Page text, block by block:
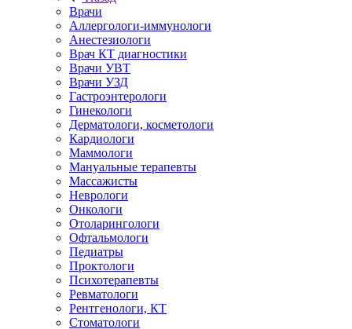
Врачи
Аллергологи-иммунологи
Анестезиологи
Врач КТ диагностики
Врачи УВТ
Врачи УЗД
Гастроэнтерологи
Гинекологи
Дерматологи, косметологи
Кардиологи
Маммологи
Мануальные терапевты
Массажисты
Неврологи
Онкологи
Отоларингологи
Офтальмологи
Педиатры
Проктологи
Психотерапевты
Ревматологи
Рентгенологи, КТ
Стоматологи